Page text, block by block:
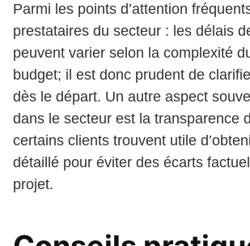
Parmi les points d’attention
prestataires du secteur : les délais
peuvent varier selon la complexité
budget; il est donc prudent de
dès le départ. Un autre aspect
dans le secteur est la transparence
certains clients trouvent utile
détaillé pour éviter des écarts
projet.